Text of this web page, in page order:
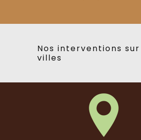
Nos interventions sur
villes